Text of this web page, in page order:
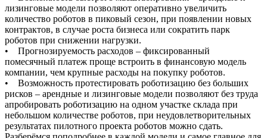
лизинговые модели позволяют оперативно увеличить
количество роботов в пиковый сезон, при появлении новых
контрактов, в случае роста бизнеса или сократить парк
роботов при снижении нагрузки.
• Прогнозируемость расходов – фиксированный
помесячный платеж проще встроить в финансовую модель
компании, чем крупные расходы на покупку роботов.
• Возможность протестировать роботизацию без больших
рисков – арендные и лизинговые модели позволяют без труда
апробировать роботизацию на одном участке склада при
небольшом количестве роботов, при неудовлетворительных
результатах пилотного проекта роботов можно сдать.